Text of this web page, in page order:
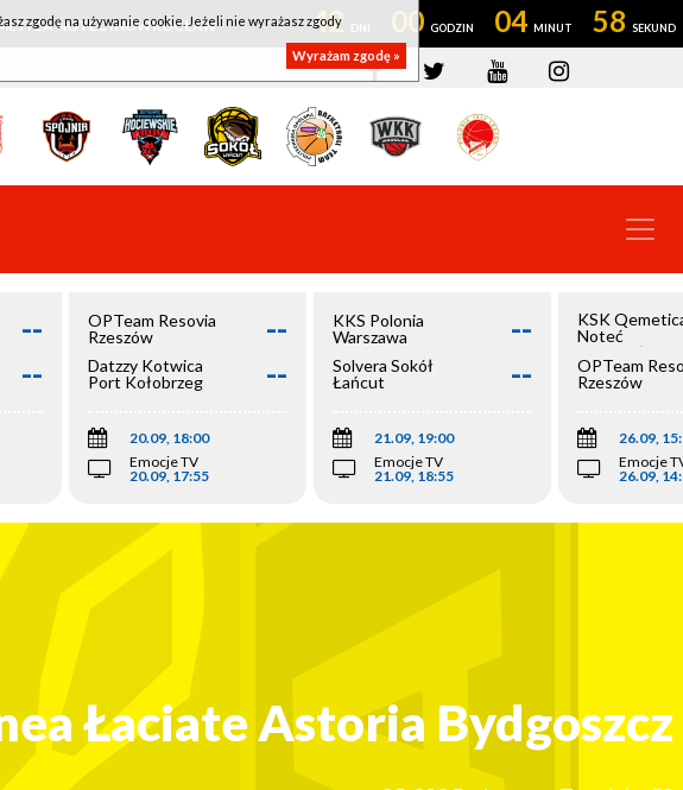
NOTEĆ INOWROCŁAW 42 00 04 58
--
--
OPTeam Resovia
Rzeszów
--
Datzzy Kotwica
Port Kołobrzeg
--
20.09, 18:00
Emocje TV
20.09, 17:55
KKS Polonia
Warszawa
--
Solvera Sokół
Łańcut
--
21.09, 19:00
Emocje TV
21.09, 18:55
KSK
Noteć
Inowrocław
OPTeam
Rzeszów
26.09,
Emocje
26.09,
Łaciate Astoria Bydgoszcz
zgodę na używanie cookie. Jeżeli nie wyrażasz zgody
Wyrażam zgodę »